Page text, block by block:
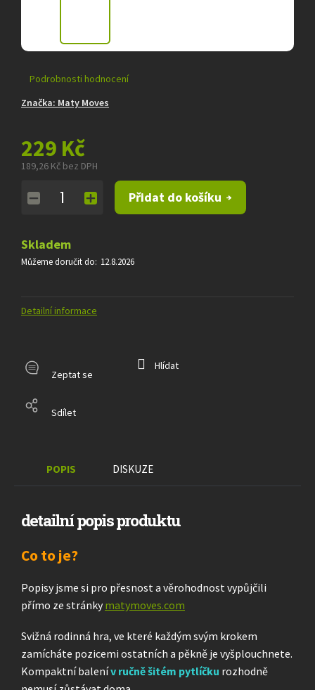
Průměrné
produktu
z
5
hvězdiček.
Podrobnosti hodnocení
Značka: Maty Moves
229 Kč
189,26 Kč bez DPH
cena:
Přidat do košíku
Skladem
Můžeme doručit do: 12.8.2026
Detailní informace
Zeptat se
Hlídat
Sdílet
POPIS DISKUZE
detailní popis produktu
Co to je?
Popisy jsme si pro přesnost a věrohodnost vypůjčili
přímo ze stránky matymoves.com
Svižná rodinná hra, ve které každým svým krokem
zamícháte pozicemi ostatních a pěkně je vyšplouchnete.
Kompaktní balenív ručně šitém pytlíčku rozhodně